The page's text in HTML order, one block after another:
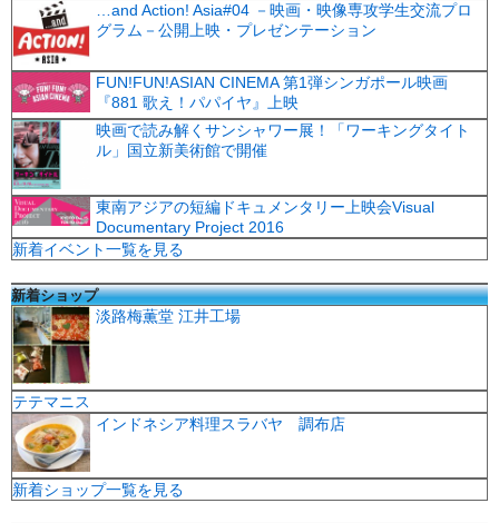
…and Action! Asia#04 －映画・映像専攻学生交流プロ
グラム－公開上映・プレゼンテーション
FUN!FUN!ASIAN CINEMA 第1弾シンガポール映画
『881 歌え！パパイヤ』上映
映画で読み解くサンシャワー展！「ワーキングタイト
ル」国立新美術館で開催
東南アジアの短編ドキュメンタリー上映会Visual
Documentary Project 2016
新着イベント一覧を見る
新着ショップ
淡路梅薫堂 江井工場
テテマニス
インドネシア料理スラバヤ 調布店
新着ショップ一覧を見る